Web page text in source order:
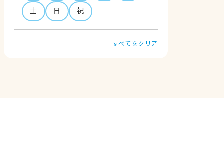
土
日 祝
すべてをクリア